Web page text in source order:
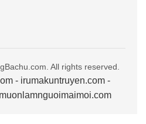
All rights reserved.
- irumakuntruyen.com -